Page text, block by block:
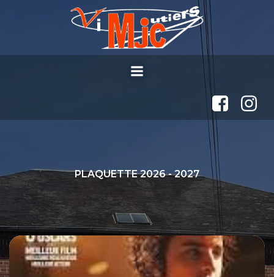
Aller
au
contenu
PLAQUETTE 2026 - 2027